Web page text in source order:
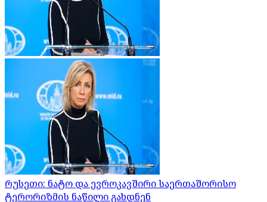
რუსეთი: ნატო და ევროკავშირი საერთაშორისო
ტერორიზმის ნაწილი გახდნენ